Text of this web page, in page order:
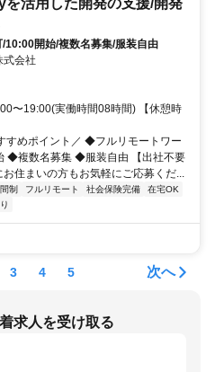
を活用した開発の支援/開発
10:00開始/複数名募集/服装自由
式会社
〜19:00(実働時間08時間) 【休憩時
すめポイント／ ◆フルリモートワー
◆複数名募集 ◆服装自由 【出社不要
住まいの方もお気軽にご応募くだ...
制 フルリモート 社会保険完備
在宅OK
3 4 5 次へ
求人を受け取る